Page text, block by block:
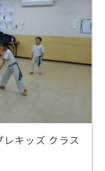
キッズ クラス